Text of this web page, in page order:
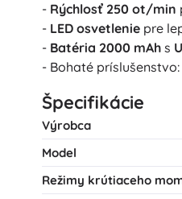
- Rýchlosť 250 ot/min
- LED osvetlenie pre
- Batéria 2000 mAh s
- Bohaté
Špecifikácie
Výrobca
Model
Režimy krútiaceho